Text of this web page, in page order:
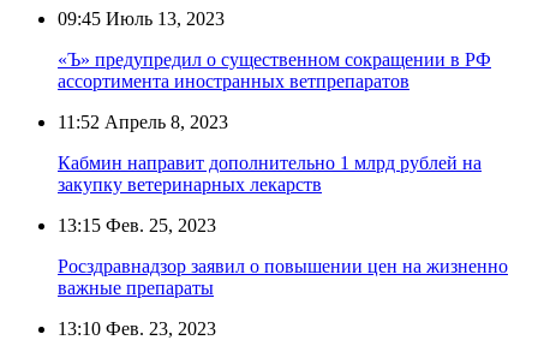
09:45 Июль 13, 2023
«Ъ» предупредил о существенном сокращении в РФ
ассортимента иностранных ветпрепаратов
11:52 Апрель 8, 2023
Кабмин направит дополнительно 1 млрд рублей на
закупку ветеринарных лекарств
13:15 Фев. 25, 2023
Росздравнадзор заявил о повышении цен на жизненно
важные препараты
13:10 Фев. 23, 2023